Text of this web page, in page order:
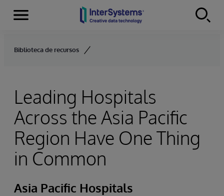
Skip to content
Menu
Biblioteca de recursos
Leading Hospitals
Across the Asia Pacific
Region Have One Thing
in Common
Asia Pacific Hospitals